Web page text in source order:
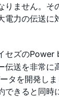
りません。そ
電力の伝送に
セズのPower
伝送を非常に
タを開発し
できると同時